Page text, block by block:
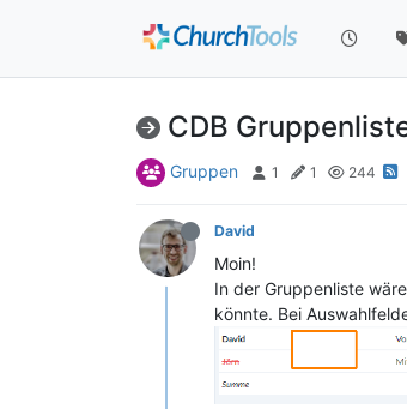
CDB
Gruppen 1 1 244
David
Moin!
In der Gruppenliste
könnte. Bei